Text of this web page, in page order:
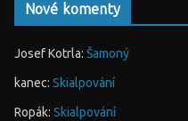
Nové komenty
Josef Kotrla: Šamoný
kanec: Skialpování
Ropák: Skialpování